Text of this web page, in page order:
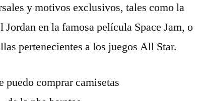
y motivos exclusivos, tales como la
en la famosa película Space Jam, o
pertenecientes a los juegos All Star.